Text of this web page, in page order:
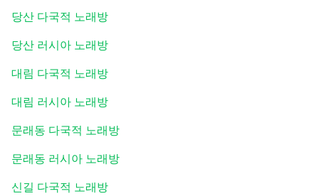
당산 다국적 노래방
당산 러시아 노래방
대림 다국적 노래방
대림 러시아 노래방
문래동 다국적 노래방
문래동 러시아 노래방
신길 다국적 노래방